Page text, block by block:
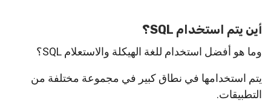
أين يتم استخدام SQL؟
وما هو أفضل استخدام للغة الهيكلة والاستعلام SQL؟
يتم استخدامها في نطاق كبير في مجموعة مختلفة من
التطبيقات.